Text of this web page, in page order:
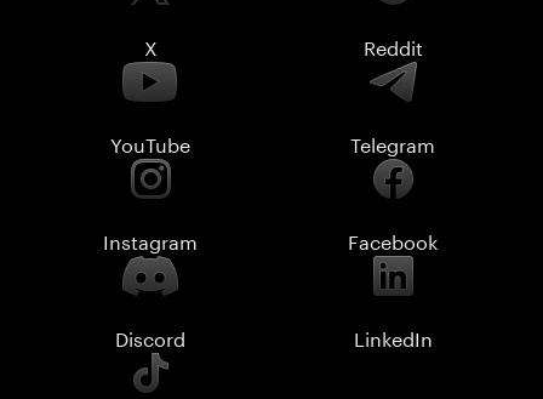
X Reddit
YouTube Telegram
Instagram Facebook
Discord LinkedIn